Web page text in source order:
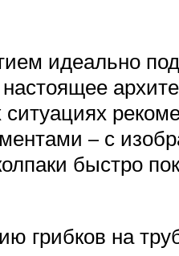
идеально
– с
быстро
грибков на